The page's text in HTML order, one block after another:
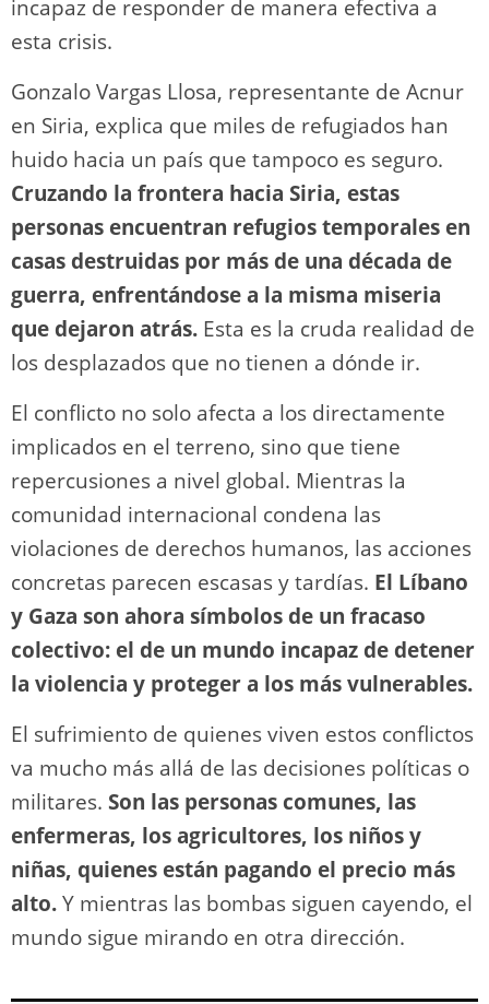
incapaz de responder de manera efectiva a
esta crisis.
Gonzalo Vargas Llosa, representante de Acnur
en Siria, explica que miles de refugiados han
huido hacia un país que tampoco es seguro.
Cruzando la frontera hacia Siria, estas
personas encuentran refugios temporales en
casas destruidas por más de una década de
guerra, enfrentándose a la misma miseria
que dejaron atrás. Esta es la cruda realidad de
los desplazados que no tienen a dónde ir.
El conflicto no solo afecta a los directamente
implicados en el terreno, sino que tiene
repercusiones a nivel global. Mientras la
comunidad internacional condena las
violaciones de derechos humanos, las acciones
concretas parecen escasas y tardías. El Líbano
y Gaza son ahora símbolos de un fracaso
colectivo: el de un mundo incapaz de detener
la violencia y proteger a los más vulnerables.
El sufrimiento de quienes viven estos conflictos
va mucho más allá de las decisiones políticas o
militares. Son las personas comunes, las
enfermeras, los agricultores, los niños y
niñas, quienes están pagando el precio más
alto.Y mientras las bombas siguen cayendo, el
mundo sigue mirando en otra dirección.